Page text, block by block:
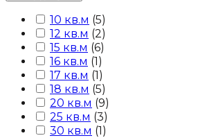
10 кв.м (5)
12 кв.м (2)
15 кв.м (6)
16 кв.м (1)
17 кв.м (1)
18 кв.м (5)
20 кв.м (9)
25 кв.м (3)
30 кв.м (1)